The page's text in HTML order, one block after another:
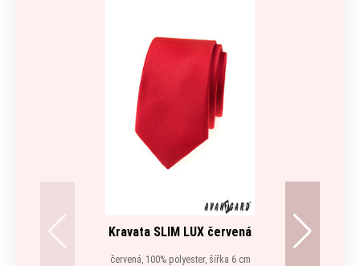
Kravata SLIM LUX červená
červená, 100% polyester, šířka 6 cm